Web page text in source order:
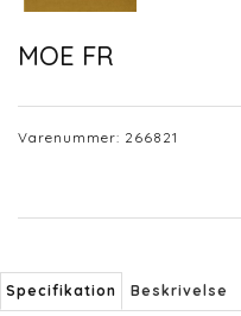
MOE FR
Varenummer: 266821
Specifikation Beskrivelse